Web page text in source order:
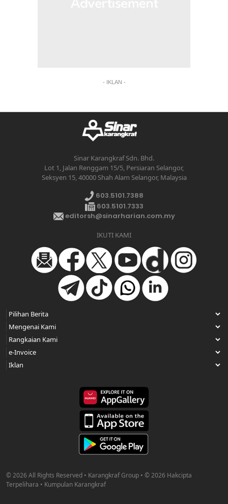
- IKLAN -
Sinar Karangkraf Sdn. Bhd.
Lot 1, Jalan Renggam 15/5, Persiaran Selangor,
Seksyen 15, 40000 Shah Alam Selangor, Malaysia
603.5101.7388
603.5101.7333
editorsh@sinarharian.com.my
IKUTI KAMI
© 2026 All Rights Reserved • Karangkraf Group • © 2026 Hakcipta
Terpelihara • Kumpulan Karangkraf